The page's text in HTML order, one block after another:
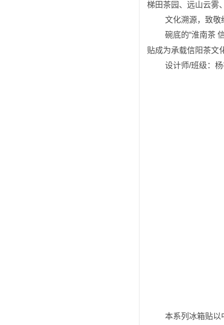
梯田茶园、远山云雾
文化溯源，致敬
贴成为承载信阳茶文
设计师/班级：